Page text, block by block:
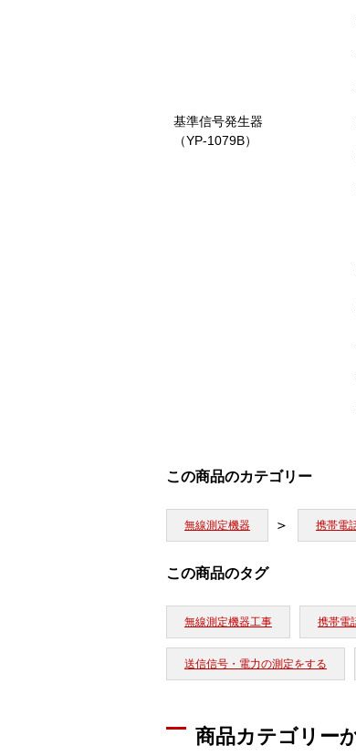
基準信号発生器
（YP-1079B）
この商品のカテゴリー
無線測定機器 携帯電
この商品のタグ
無線測定機器工事 携帯電
送信信号・電力の測定をする
商品カテゴリー